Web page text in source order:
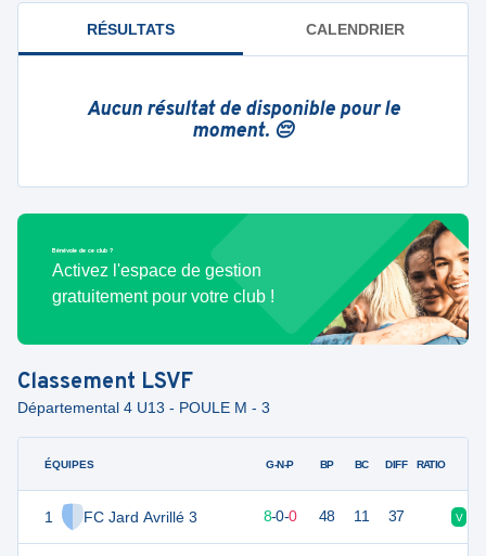
RÉSULTATS CALENDRIER
Aucun résultat de disponible pour le
moment. 😔
Bénévole de ce club ?
Activez l'espace de gestion
gratuitement pour votre club !
Classement LSVF
Départemental 4 U13 - POULE M - 3
ÉQUIPES
1 FC Jard Avrillé 3
G-N-P BP BC DIFF RATIO
24 8-0-0 48 11 37 V